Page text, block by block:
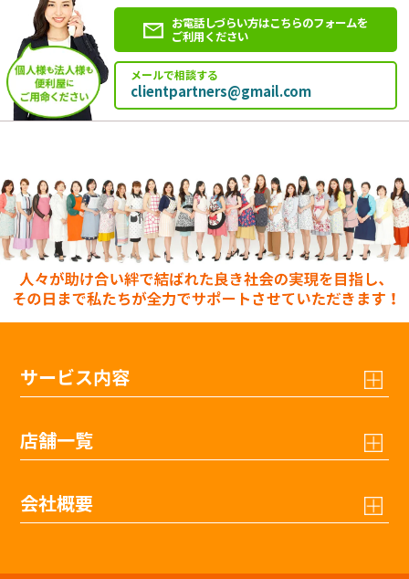
お電話しづらい方はこちらのフォームを
ご利用ください
メールで相談する
clientpartners@gmail.com
サービス内容
店舗一覧
会社概要